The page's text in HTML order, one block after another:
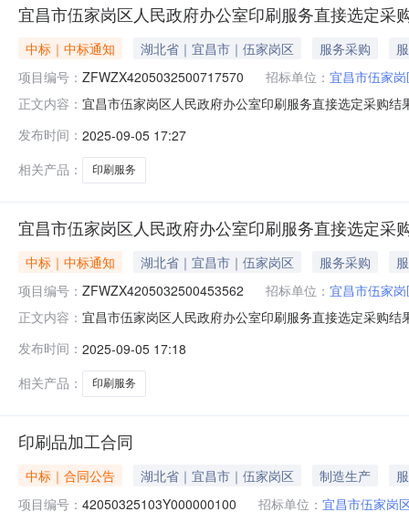
宜昌市伍家岗区人民政府办公室印刷服务直接选定采
中标｜中标通知 湖北省｜宜昌市｜伍家岗区 服务采购
项目编号： ZFWZX4205032500717570 招标单位： 宜昌市伍家
正文内容： 宜昌市伍家岗区人民政府办公室印刷服务直接选定采购
市伍家岗区维一图文快印店成交供应商地址：伍家岗区
明：保质保量完成
发布时间： 2025-09-05 17:27
相关产品：
印刷服务
宜昌市伍家岗区人民政府办公室印刷服务直接选定采
中标｜中标通知 湖北省｜宜昌市｜伍家岗区 服务采购
项目编号： ZFWZX4205032500453562 招标单位： 宜昌市伍家
正文内容： 宜昌市伍家岗区人民政府办公室印刷服务直接选定采购
伍家岗区维一图文快印店成交供应商地址：伍家岗区八
保质保量完成
发布时间： 2025-09-05 17:18
相关产品：
印刷服务
印刷品加工合同
中标｜合同公告 湖北省｜宜昌市｜伍家岗区 制造生产
项目编号： 42050325103Y000000100 招标单位： 宜昌市伍家岗